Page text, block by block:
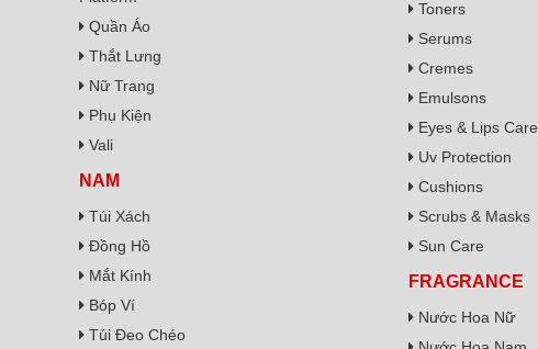
Quần Áo
Thắt Lưng
Nữ Trang
Phụ Kiện
Vali
NAM
Túi Xách
Đồng Hồ
Mắt Kính
Bóp Ví
Túi Đeo Chéo
Toners
Serums
Cremes
Emulsons
Eyes & Lips Care
Uv Protection
Cushions
Scrubs & Masks
Sun Care
FRAGRANCE
Nước Hoa Nữ